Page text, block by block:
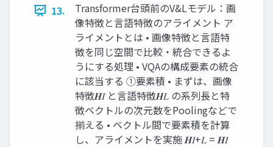
13.
Transformer台頭前のV&Lモデル：画
像特徴と言語特徴のアライメント ア
ライメントとは • 画像特徴と言語特
徴を同じ空間で比較・統合できるよ
うにする処理 • VQAの構成要素の統合
に該当する ①要素積 • まずは、画像
特徴𝑯𝐼 と言語特徴𝑯𝐿 の系列長と特
徴ベクトルの次元数をPoolingなどで
揃える • ベクトル間で要素積を計算
し、アライメントを実施 𝑯𝐼+𝐿 = 𝑯𝐼